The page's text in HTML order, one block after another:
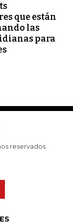
que están
las
para
reservados.